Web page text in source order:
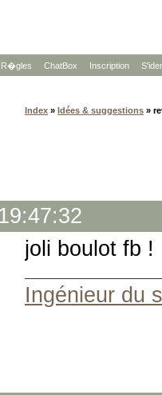
R�gles ChatBox Inscription
Index » Idées & suggestions »
joli boulot fb !
Ingénieur du